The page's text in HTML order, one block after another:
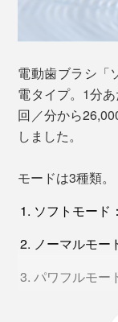
ところが、歯磨
か汚れがとれて
粉なしで磨いて
取れる、取れる
電動歯ブラシ「
電タイプ。1分
回／分から
しました。
モードは3種類。
ソフトモード
ノーマルモー
パワフルモー